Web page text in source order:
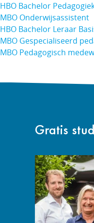
HBO Bachelor
MBO Onderwijsassistent
HBO Bachelor Leraar
MBO Gespecialiseerd
MBO Pedagogisch
Gratis